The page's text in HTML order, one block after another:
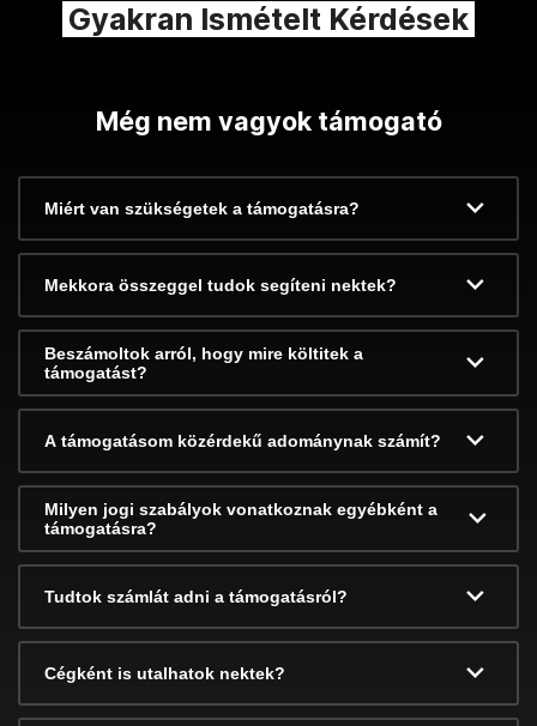
Gyakran Ismételt Kérdések
Még nem vagyok támogató
Miért van szükségetek a támogatásra?
Mekkora összeggel tudok segíteni nektek?
Beszámoltok arról, hogy mire költitek a
támogatást?
A támogatásom közérdekű adománynak számít?
Milyen jogi szabályok vonatkoznak egyébként a
támogatásra?
Tudtok számlát adni a támogatásról?
Cégként is utalhatok nektek?